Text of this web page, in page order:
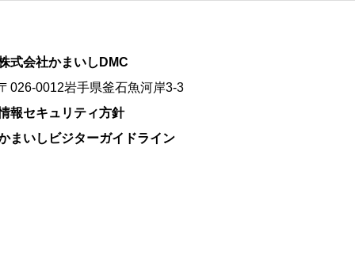
式会社かまいしDMC
026-0012岩手県釜石魚河岸3-3
報セキュリティ方針
まいしビジターガイドライン